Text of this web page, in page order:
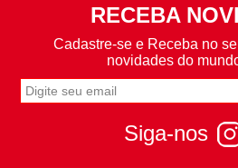
RECEBA
Cadastre-se e Receba no
novidades do
Siga-nos